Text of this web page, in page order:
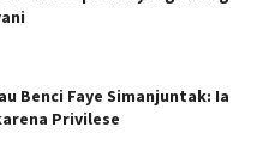
Benci Faye Simanjuntak: Ia
Privilese